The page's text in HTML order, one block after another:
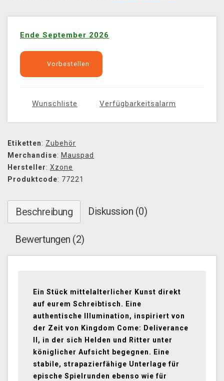
Ende September 2026
Vorbestellen
Wunschliste Verfügbarkeitsalarm
Etiketten: Zubehör
Merchandise: Mauspad
Hersteller: Xzone
Produktcode: 77221
Beschreibung Diskussion (0)
Bewertungen (2)
Ein Stück mittelalterlicher Kunst direkt
auf eurem Schreibtisch. Eine
authentische Illumination, inspiriert von
der Zeit von Kingdom Come: Deliverance
II, in der sich Helden und Ritter unter
königlicher Aufsicht begegnen. Eine
stabile, strapazierfähige Unterlage für
epische Spielrunden ebenso wie für